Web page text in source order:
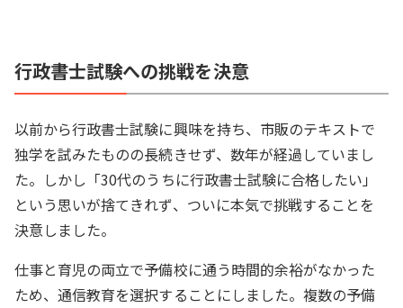
行政書士試験への挑戦を決意
以前から行政書士試験に興味を持ち、市販のテキストで
独学を試みたものの長続きせず、数年が経過していまし
た。しかし「30代のうちに行政書士試験に合格したい」
という思いが捨てきれず、ついに本気で挑戦することを
決意しました。
仕事と育児の両立で予備校に通う時間的余裕がなかった
ため、通信教育を選択することにしました。複数の予備